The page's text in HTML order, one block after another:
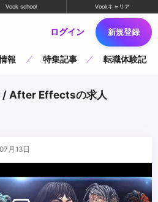
Vook school Vookキャリア
ログイン 新規登録
報 特集記事 転職体験記
/ After Effectsの求人
月13日